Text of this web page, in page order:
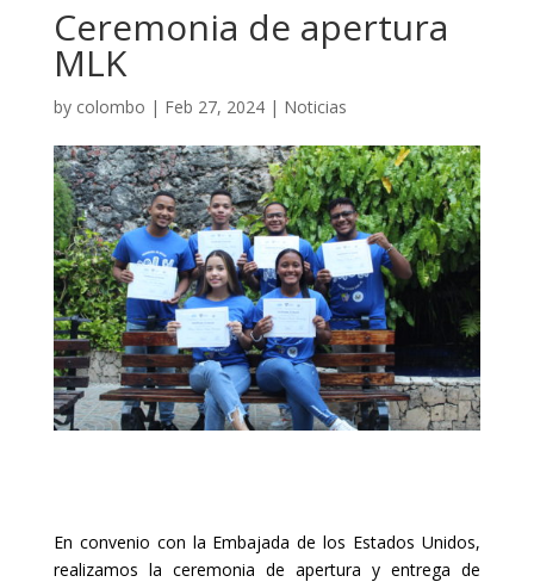
Ceremonia de apertura
MLK
by colombo | Feb 27, 2024| Noticias
En convenio con la Embajada de los Estados Unidos,
realizamos la ceremonia de apertura y entrega de